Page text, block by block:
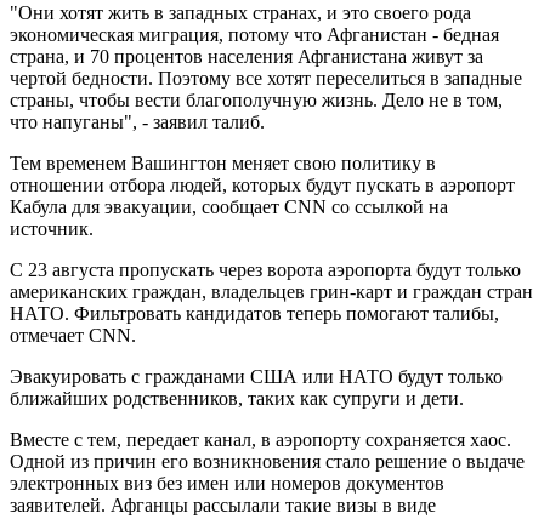
"Они хотят жить в западных странах, и это своего рода
экономическая миграция, потому что Афганистан - бедная
страна, и 70 процентов населения Афганистана живут за
чертой бедности. Поэтому все хотят переселиться в западные
страны, чтобы вести благополучную жизнь. Дело не в том,
что напуганы", - заявил талиб.
Тем временем Вашингтон меняет свою политику в
отношении отбора людей, которых будут пускать в аэропорт
Кабула для эвакуации, сообщает CNN со ссылкой на
источник.
С 23 августа пропускать через ворота аэропорта будут только
американских граждан, владельцев грин-карт и граждан стран
НАТО. Фильтровать кандидатов теперь помогают талибы,
отмечает CNN.
Эвакуировать с гражданами США или НАТО будут только
ближайших родственников, таких как супруги и дети.
Вместе с тем, передает канал, в аэропорту сохраняется хаос.
Одной из причин его возникновения стало решение о выдаче
электронных виз без имен или номеров документов
заявителей. Афганцы рассылали такие визы в виде